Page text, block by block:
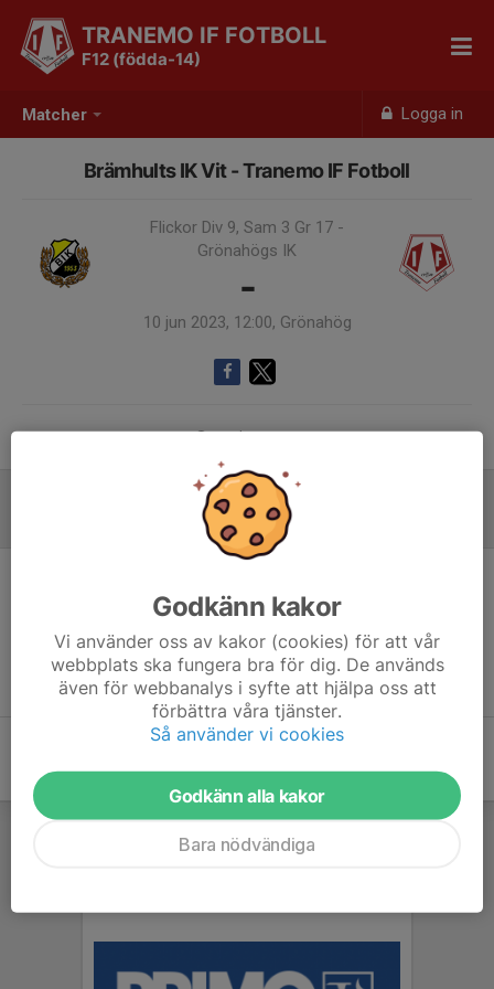
Matcher Logga in
TRANEMO IF FOTBOLL
F12 (födda-14)
Brämhults IK Vit - Tranemo IF Fotboll
Flickor Div 9, Sam 3 Gr 17 -
Grönahögs IK
-
10 jun 2023, 12:00, Grönahög
Samling 10:30
Inget referat skrivet
Godkänn kakor
Vi använder oss av kakor (cookies) för att vår
webbplats ska fungera bra för dig. De används
även för webbanalys i syfte att hjälpa oss att
förbättra våra tjänster.
Så använder vi cookies
Godkänn alla kakor
Bara nödvändiga